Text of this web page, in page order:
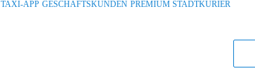
TAXI-APP GESCHÄFTSKUNDEN PREMIUM STADTKURIER